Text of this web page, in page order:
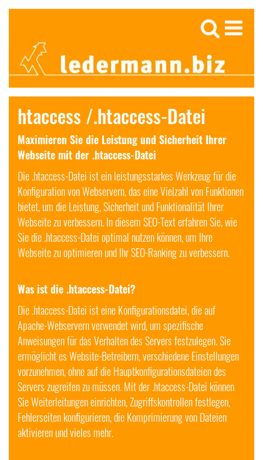
htaccess /.htaccess-Datei
Maximieren Sie die Leistung und Sicherheit Ihrer
Webseite mit der .htaccess-Datei
Die .htaccess-Datei ist ein leistungsstarkes Werkzeug für die
Konfiguration von Webservern, das eine Vielzahl von Funktionen
bietet, um die Leistung, Sicherheit und Funktionalität Ihrer
Webseite zu verbessern. In diesem SEO-Text erfahren Sie, wie
Sie die .htaccess-Datei optimal nutzen können, um Ihre
Webseite zu optimieren und Ihr SEO-Ranking zu verbessern.
Was ist die .htaccess-Datei?
Die .htaccess-Datei ist eine Konfigurationsdatei, die auf
Apache-Webservern verwendet wird, um spezifische
Anweisungen für das Verhalten des Servers festzulegen. Sie
ermöglicht es Website-Betreibern, verschiedene Einstellungen
vorzunehmen, ohne auf die Hauptkonfigurationsdateien des
Servers zugreifen zu müssen. Mit der .htaccess-Datei können
Sie Weiterleitungen einrichten, Zugriffskontrollen festlegen,
Fehlerseiten konfigurieren, die Komprimierung von Dateien
aktivieren und vieles mehr.